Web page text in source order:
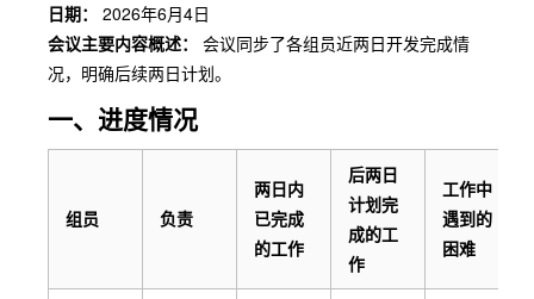
日期：
2026年6月4日
会议主要内容概述：
会议同步了各组员近两日开发完成情
况，明确后续两日计划。
一、进度情况
组员 负责
两日内
已完成
的工作
后两日
计划完
成的工
作
工作中
遇到的
困难